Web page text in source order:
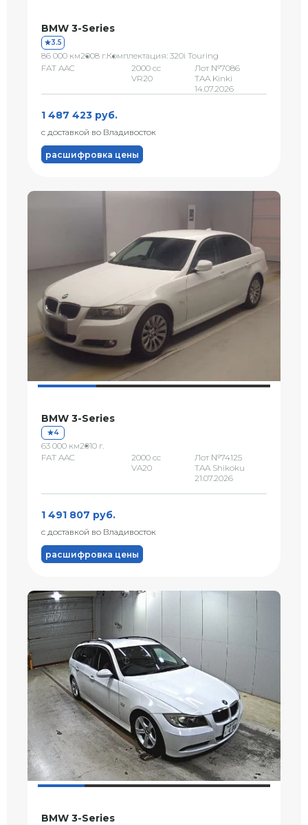
BMW 3-Series
3.5
86 000 км2008 г.Комплектация: 320i Touring
FAT AAC
2000 сс
VR20
Лот №7086
TAA Kinki
14.07.2026
1 487 423 руб.
с доставкой во Владивосток
расшифровка цены
BMW 3-Series
4
63 000 км2010 г.
FAT AAC
2000 сс
VA20
Лот №74125
TAA Shikoku
21.07.2026
1 491 807 руб.
с доставкой во Владивосток
расшифровка цены
BMW 3-Series